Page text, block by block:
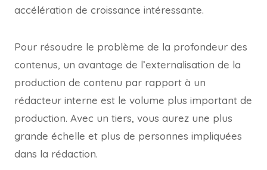
accélération de croissance intéressante.
Pour résoudre le problème de la profondeur des
contenus, un avantage de l’externalisation de la
production de contenu par rapport à un
rédacteur interne est le volume plus important de
production. Avec un tiers, vous aurez une plus
grande échelle et plus de personnes impliquées
dans la rédaction.